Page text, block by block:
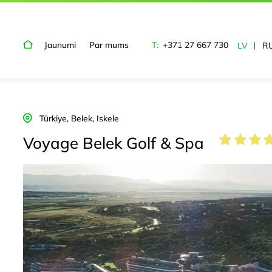
Jaunumi Par mums T: +371 27 667 730 LV
Türkiye, Belek, Iskele
Voyage Belek Golf & Spa